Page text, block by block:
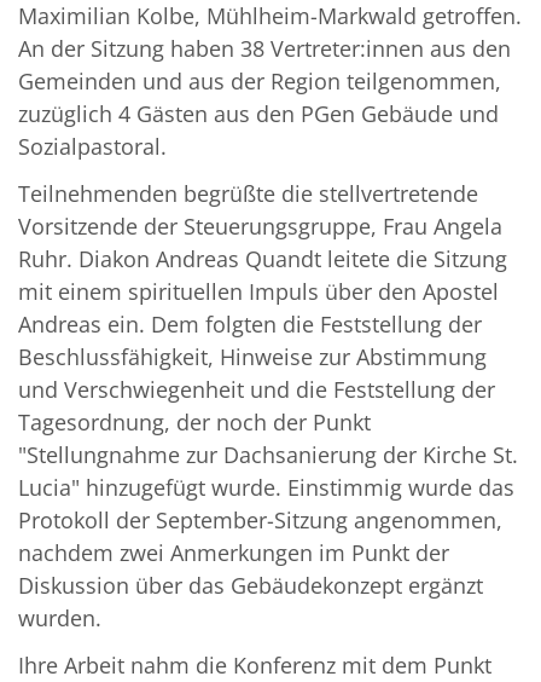
Maximilian Kolbe, Mühlheim-Markwald getroffen.
An der Sitzung haben 38 Vertreter:innen aus den
Gemeinden und aus der Region teilgenommen,
zuzüglich 4 Gästen aus den PGen Gebäude und
Sozialpastoral.
Teilnehmenden begrüßte die stellvertretende
Vorsitzende der Steuerungsgruppe, Frau Angela
Ruhr. Diakon Andreas Quandt leitete die Sitzung
mit einem spirituellen Impuls über den Apostel
Andreas ein. Dem folgten die Feststellung der
Beschlussfähigkeit, Hinweise zur Abstimmung
und Verschwiegenheit und die Feststellung der
Tagesordnung, der noch der Punkt
"Stellungnahme zur Dachsanierung der Kirche St.
Lucia" hinzugefügt wurde. Einstimmig wurde das
Protokoll der September-Sitzung angenommen,
nachdem zwei Anmerkungen im Punkt der
Diskussion über das Gebäudekonzept ergänzt
wurden.
Ihre Arbeit nahm die Konferenz mit dem Punkt